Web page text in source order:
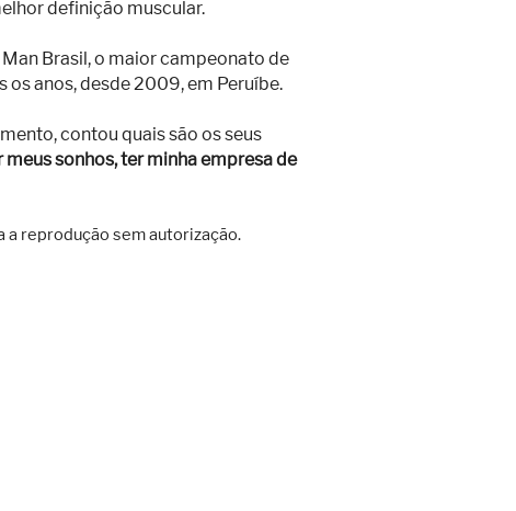
definição muscular.
Brasil, o maior campeonato de
anos, desde 2009, em Peruíbe.
contou quais são os seus
meus sonhos, ter minha empresa de
a reprodução sem autorização.